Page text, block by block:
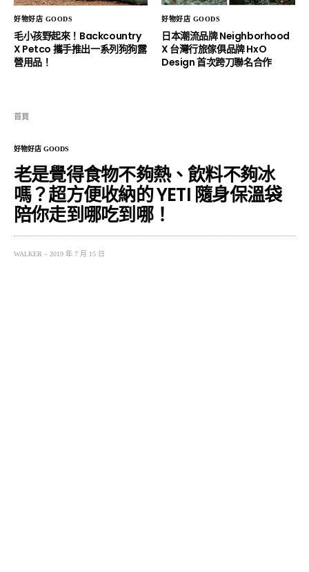
好物好店 GOODS
毛小孩野起來！Backcountry
X Petco 攜手推出一系列狗狗露
營用品！
好物好店 GOODS
日本潮流品牌 Neighborhood
X 台灣行旅傢俱品牌 HxO
Design 首次跨刀聯名合作
首頁
好物好店 GOODS
老是覺得食物不夠熱、飲料不夠冰
嗎？超方便收納的 YETI 隨身保溫袋
陪你走到哪吃到哪！
WALKER 2019 年 7 月 15 日